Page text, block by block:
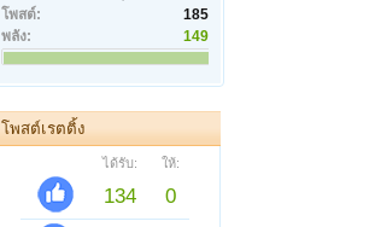
โพสต์:
185
พลัง:
149
โพสต์เรตติ้ง
ได้รับ: ให้:
134
0